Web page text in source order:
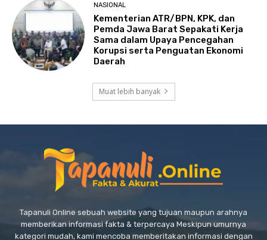
NASIONAL
Kementerian ATR/BPN, KPK, dan
Pemda Jawa Barat Sepakati Kerja
Sama dalam Upaya Pencegahan
Korupsi serta Penguatan Ekonomi
Daerah
Muat lebih banyak
Tapanuli Online sebuah website yang tujuan maupun arahnya
memberikan informasi fakta & terpercaya Meskipun umurnya
kategori mudah, kami mencoba memberitakan informasi dengan